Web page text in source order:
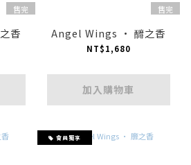
售完
香
售完
Angel Wings · 釄之香
NT$1,680
加入購物車
會員獨享